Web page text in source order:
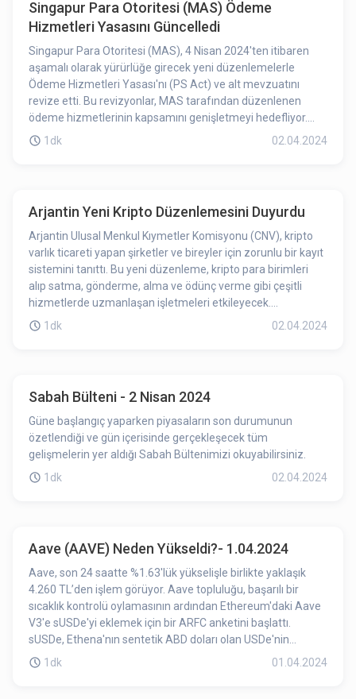
Singapur Para Otoritesi (MAS) Ödeme
Hizmetleri Yasasını Güncelledi
Singapur Para Otoritesi (MAS), 4 Nisan 2024'ten itibaren
aşamalı olarak yürürlüğe girecek yeni düzenlemelerle
Ödeme Hizmetleri Yasası'nı (PS Act) ve alt mevzuatını
revize etti. Bu revizyonlar, MAS tarafından düzenlenen
ödeme hizmetlerinin kapsamını genişletmeyi hedefliyor.
Buna ek olarak dijital ödeme tokeni (DPT) hizmeti
1dk 02.04.2024
Arjantin Yeni Kripto Düzenlemesini Duyurdu
Arjantin Ulusal Menkul Kıymetler Komisyonu (CNV), kripto
varlık ticareti yapan şirketler ve bireyler için zorunlu bir kayıt
sistemini tanıttı. Bu yeni düzenleme, kripto para birimleri
alıp satma, gönderme, alma ve ödünç verme gibi çeşitli
hizmetlerde uzmanlaşan işletmeleri etkileyecek.
Düzenleme, sadece yerel şirketler için değil, aynı zamanda
1dk 02.04.2024
Sabah Bülteni - 2 Nisan 2024
Güne başlangıç yaparken piyasaların son durumunun
özetlendiği ve gün içerisinde gerçekleşecek tüm
gelişmelerin yer aldığı Sabah Bültenimizi okuyabilirsiniz.
1dk
02.04.2024
Aave (AAVE) Neden Yükseldi?- 1.04.2024
Aave, son 24 saatte %1.63'lük yükselişle birlikte yaklaşık
4.260 TL’den işlem görüyor. Aave topluluğu, başarılı bir
sıcaklık kontrolü oylamasının ardından Ethereum'daki Aave
V3'e sUSDe'yi eklemek için bir ARFC anketini başlattı.
sUSDe, Ethena'nın sentetik ABD doları olan USDe'nin
teminatlı versiyonudur. AAVE ağında yaşanan gelişmeler
1dk 01.04.2024